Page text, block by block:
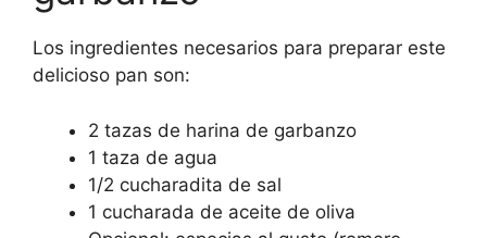
Los ingredientes necesarios para preparar este
delicioso pan son:
2 tazas de harina de garbanzo
1 taza de agua
1/2 cucharadita de sal
1 cucharada de aceite de oliva